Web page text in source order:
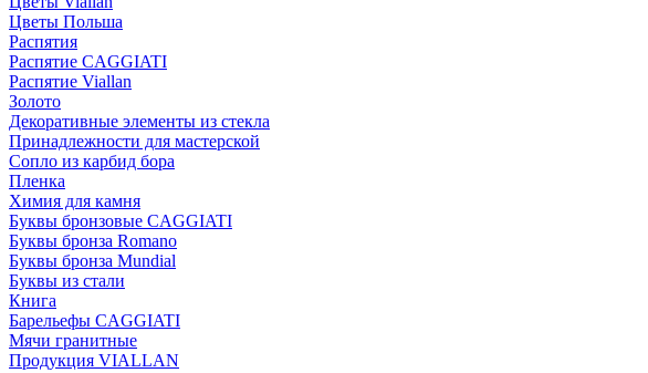
Цветы Польша
Распятия
Распятие CAGGIATI
Распятие Viallan
Золото
Декоративные элементы из стекла
Принадлежности для мастерской
Сопло из карбид бора
Пленка
Химия для камня
Буквы бронзовые CAGGIATI
Буквы бронза Romano
Буквы бронза Mundial
Буквы из стали
Книга
Барельефы CAGGIATI
Мячи гранитные
Продукция VIALLAN